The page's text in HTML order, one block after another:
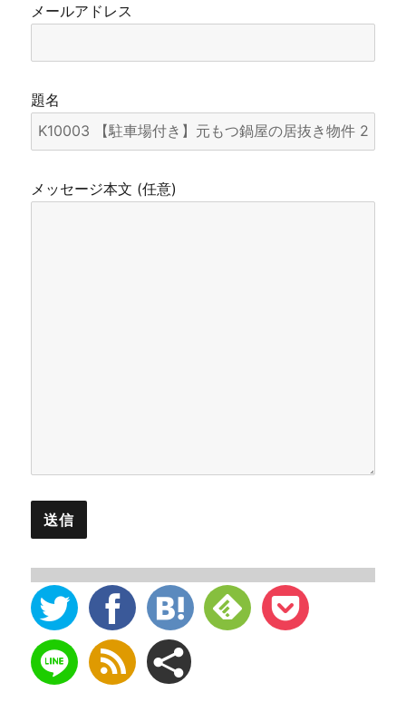
メールアドレス
題名
メッセージ本文 (任意)